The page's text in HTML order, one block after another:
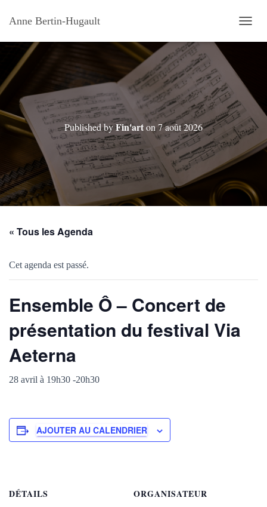
Anne Bertin-Hugault
Published byFin'arton7 août 2026
« Tous les Agenda
Cet agenda est passé.
Ensemble Ô – Concert de
présentation du festival Via
Aeterna
28 avril à 19h30 -20h30
AJOUTER AU CALENDRIER
DÉTAILS ORGANISATEUR